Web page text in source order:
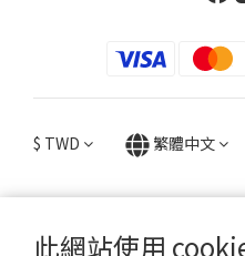
此網站使用
$ TWD 繁體中文